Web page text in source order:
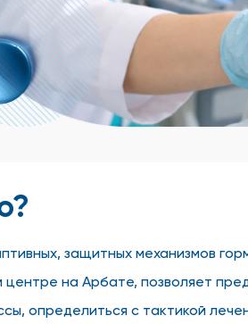
защитных механизмов
на Арбате, позволяет
определиться с тактикой